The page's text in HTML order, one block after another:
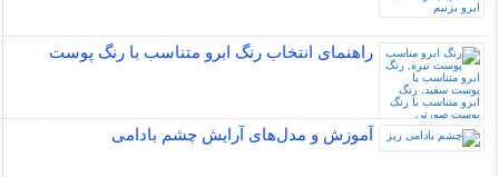
راهنمای انتخاب رنگ ابرو متناسب با رنگ پوست
آموزش و مدل‌های آرایش چشم بادامی